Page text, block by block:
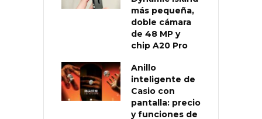
más pequeña,
doble cámara
de 48 MP y
chip A20 Pro
Anillo
inteligente de
Casio con
pantalla: precio
y funciones de